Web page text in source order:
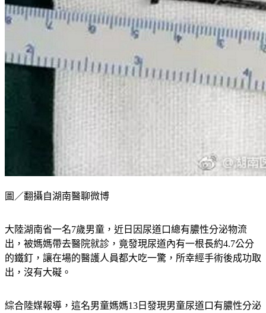
圖／翻攝自湖南醫聊微博
大陸湖南省一名7歲男童，近日因尿道口總有膿性分泌物流
出，被媽媽帶去醫院就診，竟發現尿道內有一根長約4.7公分
的鐵釘，讓在場的醫護人員都大吃一驚，所幸經手術後成功取
出，沒有大礙。
綜合陸媒報導，這名男童媽媽13日發現男童尿道口有膿性分泌